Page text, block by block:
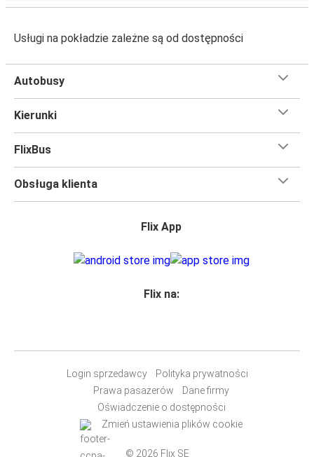
Usługi na pokładzie zależne są od dostępności
Autobusy
Kierunki
FlixBus
Obsługa klienta
Flix App
Flix na:
Login sprzedawcy
Polityka prywatności
Prawa pasażerów
Dane firmy
Oświadczenie o dostępności
Zmień ustawienia plików cookie
© 2026 Flix SE